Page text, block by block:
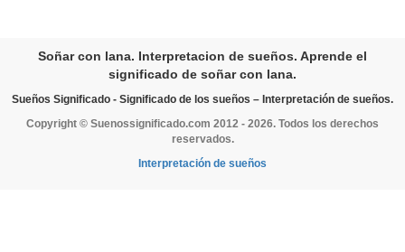
Soñar con lana. Interpretacion de sueños. Aprende el
significado de soñar con lana.
Sueños Significado - Significado de los sueños – Interpretación de sueños.
Copyright © Suenossignificado.com 2012 - 2026. Todos los derechos
reservados.
Interpretación de sueños